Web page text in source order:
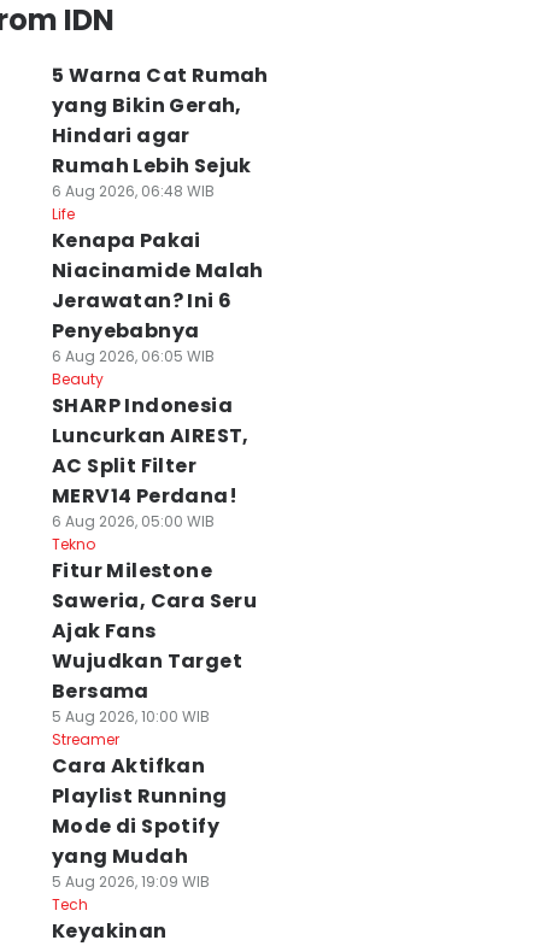
IDN
5 Warna Cat Rumah
yang Bikin Gerah,
Hindari agar
Rumah Lebih Sejuk
6 Aug 2026, 06:48 WIB
Life
Kenapa Pakai
Niacinamide Malah
Jerawatan? Ini 6
Penyebabnya
6 Aug 2026, 06:05 WIB
Beauty
SHARP Indonesia
Luncurkan AIREST,
AC Split Filter
MERV14 Perdana!
6 Aug 2026, 05:00 WIB
Tekno
Fitur Milestone
Saweria, Cara Seru
Ajak Fans
Wujudkan Target
Bersama
5 Aug 2026, 10:00 WIB
Streamer
Cara Aktifkan
Playlist Running
Mode di Spotify
yang Mudah
5 Aug 2026, 19:09 WIB
Tech
Keyakinan